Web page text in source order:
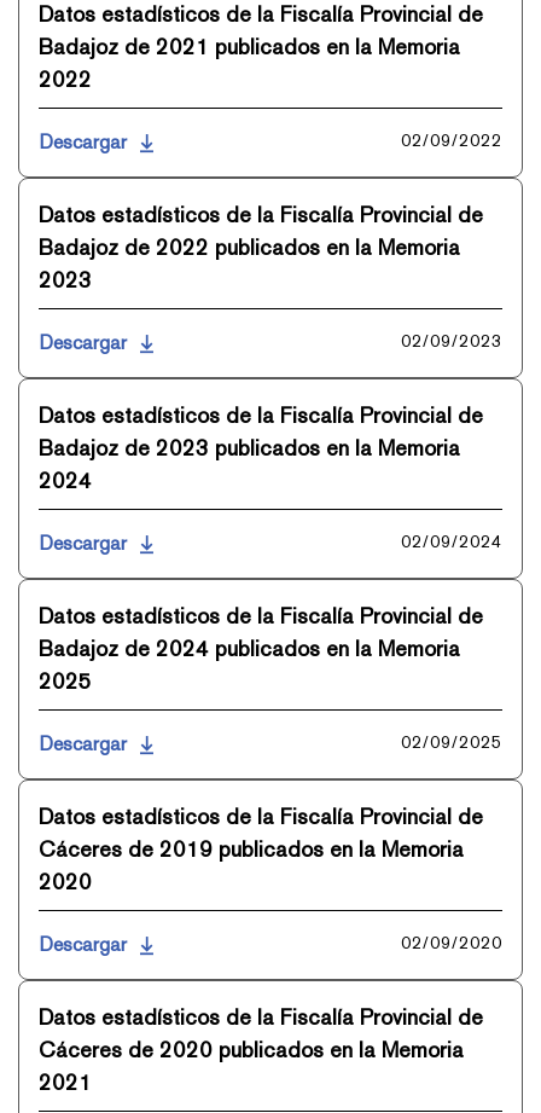
Datos estadísticos de la Fiscalía Provincial de
Badajoz de 2021 publicados en la Memoria
2022
Descargar 02/09/2022
Datos estadísticos de la Fiscalía Provincial de
Badajoz de 2022 publicados en la Memoria
2023
Descargar 02/09/2023
Datos estadísticos de la Fiscalía Provincial de
Badajoz de 2023 publicados en la Memoria
2024
Descargar 02/09/2024
Datos estadísticos de la Fiscalía Provincial de
Badajoz de 2024 publicados en la Memoria
2025
Descargar 02/09/2025
Datos estadísticos de la Fiscalía Provincial de
Cáceres de 2019 publicados en la Memoria
2020
Descargar 02/09/2020
Datos estadísticos de la Fiscalía Provincial de
Cáceres de 2020 publicados en la Memoria
2021